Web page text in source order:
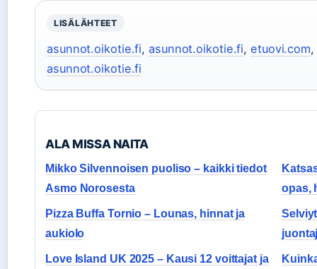
LISÄLÄHTEET
asunnot.oikotie.fi,asunnot.oikotie.fi,etuovi.com,
asunnot.oikotie.fi
ALA MISSA NAITA
Mikko Silvennoisen puoliso – kaikki tiedot
Asmo Norosesta
opas,
Pizza Buffa Tornio – Lounas, hinnat ja
aukiolo
Love Island UK 2025 – Kausi 12 voittajat ja